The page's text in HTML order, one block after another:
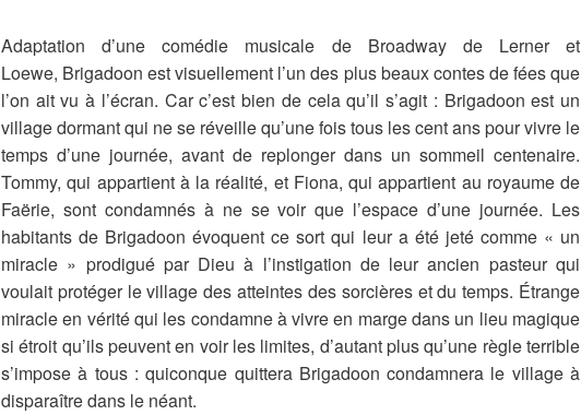
Adaptation d’une comédie musicale de Broadway de Lerner et
Loewe, Brigadoon est visuellement l’un des plus beaux contes de fées que
l’on ait vu à l’écran. Car c’est bien de cela qu’il s’agit : Brigadoon est un
village dormant qui ne se réveille qu’une fois tous les cent ans pour vivre le
temps d’une journée, avant de replonger dans un sommeil centenaire.
Tommy, qui appartient à la réalité, et Fiona, qui appartient au royaume de
Faërie, sont condamnés à ne se voir que l’espace d’une journée. Les
habitants de Brigadoon évoquent ce sort qui leur a été jeté comme « un
miracle » prodigué par Dieu à l’instigation de leur ancien pasteur qui
voulait protéger le village des atteintes des sorcières et du temps. Étrange
miracle en vérité qui les condamne à vivre en marge dans un lieu magique
si étroit qu’ils peuvent en voir les limites, d’autant plus qu’une règle terrible
s’impose à tous : quiconque quittera Brigadoon condamnera le village à
disparaître dans le néant.